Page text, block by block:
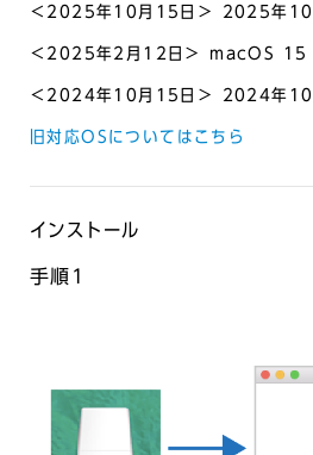
＜2025年10月15日＞ 2025年10
＜2025年2月12日＞ macOS 15
＜2024年10月15日＞ 2024年10
旧対応OSについてはこちら
インストール
手順1